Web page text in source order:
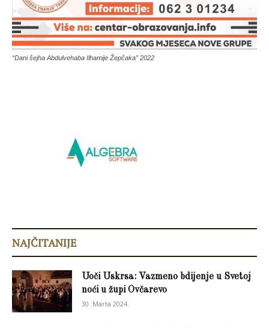
“Dani šejha Abdulvehaba Ilhamije Žepčaka” 2022
NAJČITANIJE
Uoči Uskrsa: Vazmeno bdijenje u Svetoj
noći u župi Ovčarevo
30. Marta 2024.